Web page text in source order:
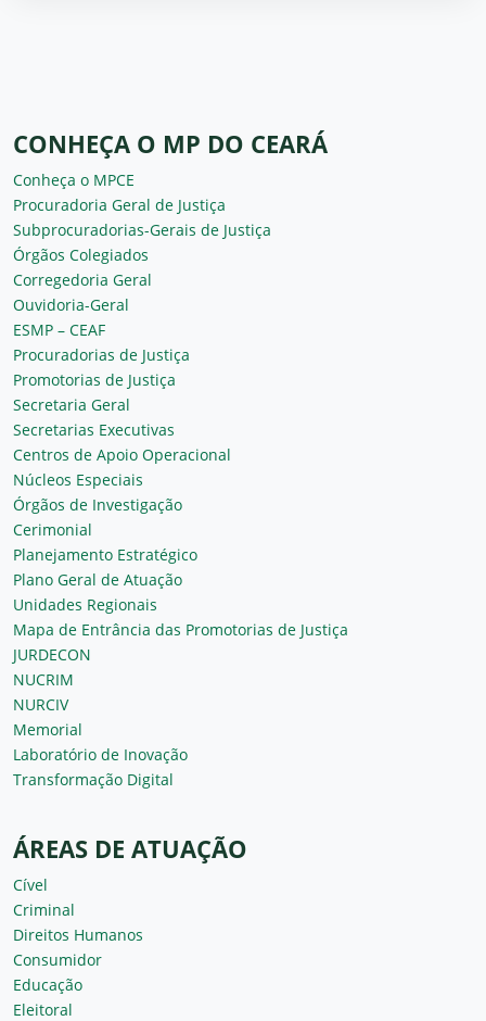
CONHEÇA O MP DO CEARÁ
Conheça o MPCE
Procuradoria Geral de Justiça
Subprocuradorias-Gerais de Justiça
Órgãos Colegiados
Corregedoria Geral
Ouvidoria-Geral
ESMP – CEAF
Procuradorias de Justiça
Promotorias de Justiça
Secretaria Geral
Secretarias Executivas
Centros de Apoio Operacional
Núcleos Especiais
Órgãos de Investigação
Cerimonial
Planejamento Estratégico
Plano Geral de Atuação
Unidades Regionais
Mapa de Entrância das Promotorias de Justiça
JURDECON
NUCRIM
NURCIV
Memorial
Laboratório de Inovação
Transformação Digital
ÁREAS DE ATUAÇÃO
Cível
Criminal
Direitos Humanos
Consumidor
Educação
Eleitoral